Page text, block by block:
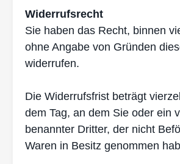
Widerrufsrecht
Sie haben das Recht, binnen
ohne Angabe von Gründen
widerrufen.
Die Widerrufsfrist beträgt
dem Tag, an dem Sie oder ein
benannter Dritter, der nicht
Waren in Besitz genommen